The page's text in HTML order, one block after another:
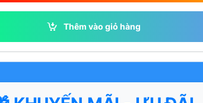
Thêm vào giỏ hàng